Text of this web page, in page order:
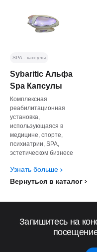
Sybaritic Альфа
Spa Капсулы
Комплексная
реабилитационная
установка,
использующаяся в
медицине, спорте,
психиатрии, SPA,
эстетическом бизнесе
Узнать больше
SPA - капсулы
Вернуться в каталог
Запишитесь на